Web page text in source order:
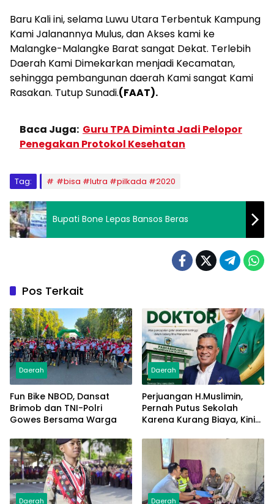
Baru Kali ini, selama Luwu Utara Terbentuk Kampung
Kami Jalanannya Mulus, dan Akses kami ke
Malangke-Malangke Barat sangat Dekat. Terlebih
Daerah Kami Dimekarkan menjadi Kecamatan,
sehingga pembangunan daerah Kami sangat Kami
Rasakan. Tutup Sunadi.(FAAT).
Baca Juga: Guru TPA Diminta Jadi Pelopor
Penegakan Protokol Kesehatan
Tag: #bisa #lutra #pilkada #2020
Bupati Bone Lepas Bansos Beras
Pos Terkait
Daerah
Fun Bike NBOD, Dansat
Brimob dan TNI-Polri
Gowes Bersama Warga
Daerah
Perjuangan H.Muslimin,
Pernah Putus Sekolah
Karena Kurang Biaya, Kini
Manajemen
Daerah Daerah